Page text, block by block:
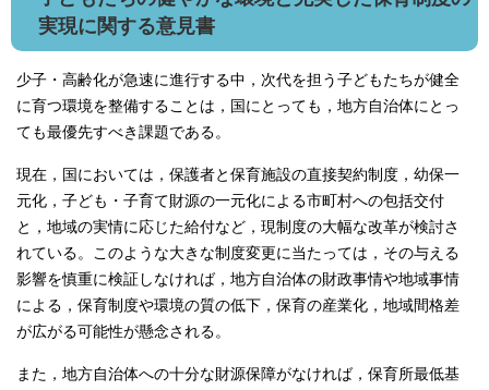
実現に関する意見書
少子・高齢化が急速に進行する中，次代を担う子どもたちが健全
に育つ環境を整備することは，国にとっても，地方自治体にとっ
ても最優先すべき課題である。
現在，国においては，保護者と保育施設の直接契約制度，幼保一
元化，子ども・子育て財源の一元化による市町村への包括交付
と，地域の実情に応じた給付など，現制度の大幅な改革が検討さ
れている。このような大きな制度変更に当たっては，その与える
影響を慎重に検証しなければ，地方自治体の財政事情や地域事情
による，保育制度や環境の質の低下，保育の産業化，地域間格差
が広がる可能性が懸念される。
また，地方自治体への十分な財源保障がなければ，保育所最低基